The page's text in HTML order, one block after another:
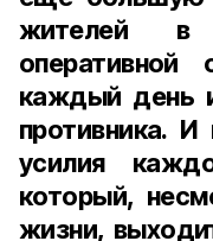
жителей в
оперативной
каждый день
противника.
усилия
который,
жизни,